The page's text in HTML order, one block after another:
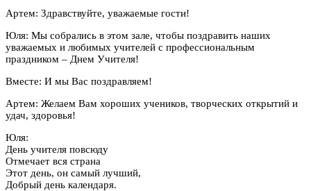
Артем: Здравствуйте, уважаемые гости!
Юля: Мы собрались в этом зале, чтобы поздравить наших
уважаемых и любимых учителей с профессиональным
праздником – Днем Учителя!
Вместе: И мы Вас поздравляем!
Артем: Желаем Вам хороших учеников, творческих открытий и
удач, здоровья!
Юля:
День учителя повсюду
Отмечает вся страна
Этот день, он самый лучший,
Добрый день календаря.